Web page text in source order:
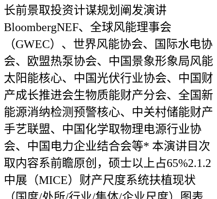
长前景取投资计谋规划阐发演讲
BloombergNEF、全球风能理事会
（GWEC）、世界风能协会、国际水电协
会、欧盟热泵协会、中国景象形象局风能
太阳能核心、中国光伏行业协会、中国财
产成长推进会生物质能财产分会、全国新
能源消纳检测预警核心、中关村储能财产
手艺联盟、中国化学取物理电源行业协
会、中国电力企业结合会等* 本演讲目次
取内容系前瞻原创，硕士以上占65%2.1.2
中展（MICE）财产尺度系统扶植现状